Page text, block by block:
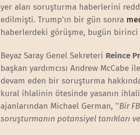
yer alan soruşturma haberlerini
edilmişti. Trump’ın bir gün sonra
haberlerdeki görüşme, bugün birinci
Beyaz Saray Genel Sekreteri Reince
başkan yardımcısı Andrew McCabe
devam eden bir soruşturma
kural ihlalinin ötesinde yasanın
ajanlarından Michael German, ‘’Bir
soruşturmanın potansiyel tanıkları